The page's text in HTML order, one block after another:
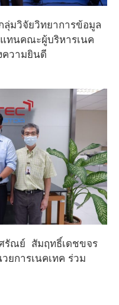
มวิจัยวิทยาการข้อมูล
แทนคณะผู้บริหารเนค
ความยินดี
รัณย์ สัมฤทธิ์เดชขจร
ยการเนคเทค ร่วม